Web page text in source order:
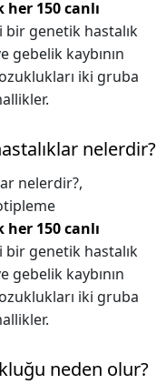
her 150 canlı
genetik hastalık
gebelik kaybının
iki gruba
nelerdir?
nelerdir?,
her 150 canlı
genetik hastalık
gebelik kaybının
iki gruba
neden olur?